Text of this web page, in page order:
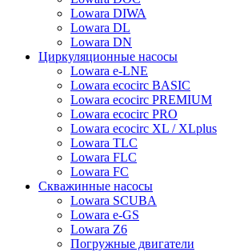
Lowara DIWA
Lowara DL
Lowara DN
Циркуляционные насосы
Lowara e-LNE
Lowara ecocirc BASIC
Lowara ecocirc PREMIUM
Lowara ecocirc PRO
Lowara ecocirc XL / XLplus
Lowara TLC
Lowara FLC
Lowara FC
Скважинные насосы
Lowara SCUBA
Lowara e-GS
Lowara Z6
Погружные двигатели